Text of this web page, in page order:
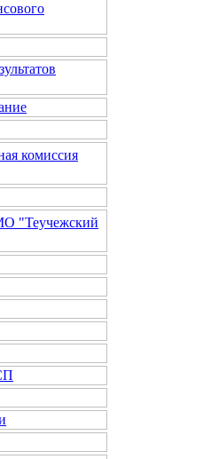
комиссия
"Теучежский